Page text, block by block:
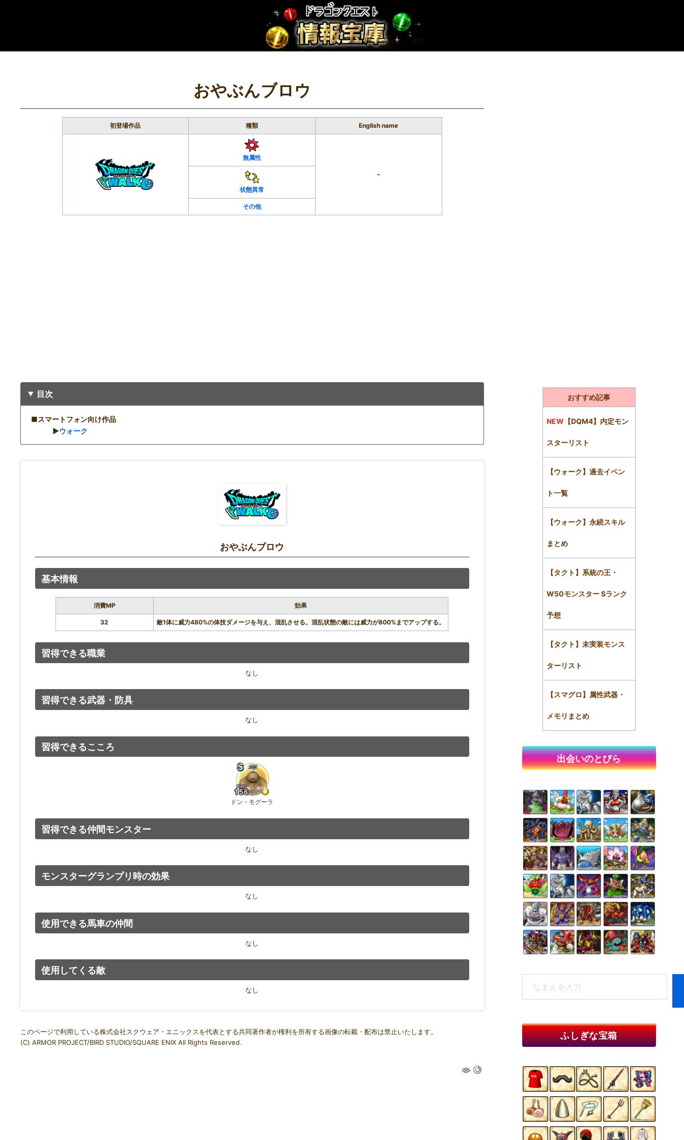
おやぶんブロウ
初登場作品 種類 English name
無属性
–
状態異常
その他
目次
■スマートフォン向け作品
▶︎ウォーク
おやぶんブロウ
基本情報
消費MP 効果
32 敵1体に威力480%の体技ダメージを与え、混乱させる。混乱状態の敵には威力が800%までアップする。
習得できる職業
なし
習得できる武器・防具
なし
習得できるこころ
ドン・モグーラ
習得できる仲間モンスター
なし
モンスターグランプリ時の効果
なし
使用できる馬車の仲間
なし
使用してくる敵
なし
このページで利用している株式会社スクウェア・エニックスを代表とする共同著作者が権利を所有する画像の転載・配布は禁止いたします。
(C) ARMOR PROJECT/BIRD STUDIO/SQUARE ENIX All Rights Reserved.
おすすめ記事
NEW 【DQM4】内定モン
スターリスト
【ウォーク】過去イベン
ト一覧
【ウォーク】永続スキル
まとめ
【タクト】系統の王・
W50モンスター Sランク
予想
【タクト】未実装モンス
ターリスト
【スマグロ】属性武器・
メモリまとめ
出会いのとびら
ふしぎな宝箱